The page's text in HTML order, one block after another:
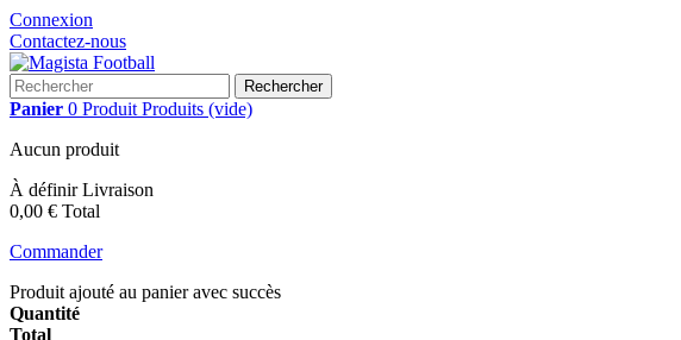
Connexion
Contactez-nous
Rechercher
Panier 0 Produit Produits (vide)
Aucun produit
À définirLivraison
0,00 € Total
Commander
Produit ajouté au panier avec succès
Quantité
Total